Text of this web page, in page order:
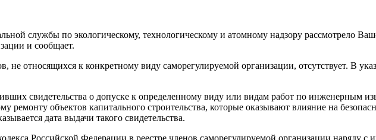
службы по экологическому, технологическому и атомному надзору рассмотрело
и сообщает.
не относящихся к конкретному виду саморегулируемой организации, отсутствует. В
свидетельства о допуске к определенному виду или видам работ по инженерным
ремонту объектов капитального строительства, которые оказывают влияние на
дата выдачи такого свидетельства.
Российской Федерации в реестре членов саморегулируемой организации наряду